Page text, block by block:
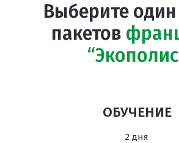
Выберите один
пакетов
ОБУЧЕНИЕ
2 дня